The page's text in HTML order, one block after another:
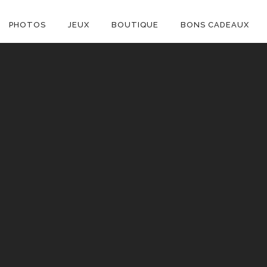
PHOTOS JEUX BOUTIQUE BONS CADEAUX